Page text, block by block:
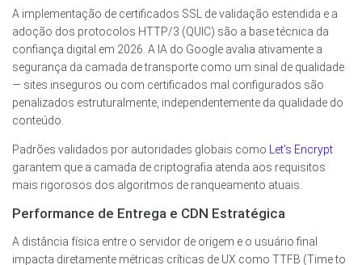
A implementação de certificados SSL de validação estendida e a
adoção dos protocolos HTTP/3 (QUIC) são a base técnica da
confiança digital em 2026. A IA do Google avalia ativamente a
segurança da camada de transporte como um sinal de qualidade
— sites inseguros ou com certificados mal configurados são
penalizados estruturalmente, independentemente da qualidade do
conteúdo.
Padrões validados por autoridades globais como Let’s Encrypt
garantem que a camada de criptografia atenda aos requisitos
mais rigorosos dos algoritmos de ranqueamento atuais.
Performance de Entrega e CDN Estratégica
A distância física entre o servidor de origem e o usuário final
impacta diretamente métricas críticas de UX como TTFB (Time to